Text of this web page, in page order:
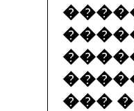
���